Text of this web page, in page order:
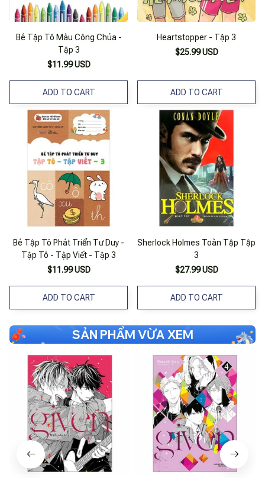
Bé Tập Tô Màu Công Chúa -
Tập 3
$11.99 USD
ADD TO CART
Heartstopper - Tập 3
$25.99 USD
ADD TO CART
Bé Tập Tô Phát Triển Tư Duy -
Tập Tô - Tập Viết - Tập 3
$11.99 USD
ADD TO CART
Sherlock Holmes Toàn Tập Tập
3
$27.99 USD
ADD TO CART
SẢN PHẨM VỪA XEM